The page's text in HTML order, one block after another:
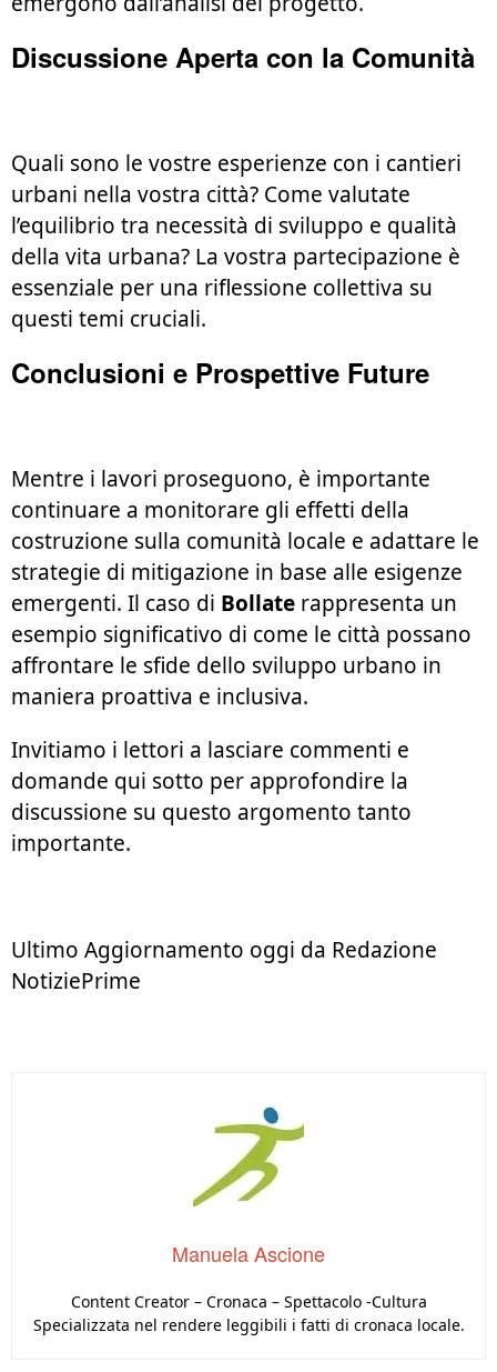
Discussione Aperta con la Comunità
Quali sono le vostre esperienze con i cantieri
urbani nella vostra città? Come valutate
l’equilibrio tra necessità di sviluppo e qualità
della vita urbana? La vostra partecipazione è
essenziale per una riflessione collettiva su
questi temi cruciali.
Conclusioni e Prospettive Future
Mentre i lavori proseguono, è importante
continuare a monitorare gli effetti della
costruzione sulla comunità locale e adattare le
strategie di mitigazione in base alle esigenze
emergenti. Il caso di Bollate rappresenta un
esempio significativo di come le città possano
affrontare le sfide dello sviluppo urbano in
maniera proattiva e inclusiva.
Invitiamo i lettori a lasciare commenti e
domande qui sotto per approfondire la
discussione su questo argomento tanto
importante.
Ultimo Aggiornamento oggi da Redazione
NotiziePrime
Manuela Ascione
Content Creator – Cronaca – Spettacolo -Cultura
Specializzata nel rendere leggibili i fatti di cronaca locale.